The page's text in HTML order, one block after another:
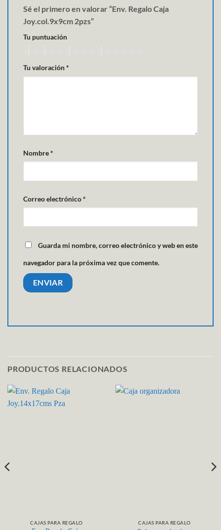
Sé el primero en valorar “Env. Regalo Caja
Joy.col.9x9cm 2pzs”
Tu puntuación
Tu valoración*
Nombre*
Correo electrónico*
Guarda mi nombre, correo electrónico y web en este
navegador para la próxima vez que comente.
PRODUCTOS RELACIONADOS
CAJAS PARA REGALO CAJAS PARA REGALO